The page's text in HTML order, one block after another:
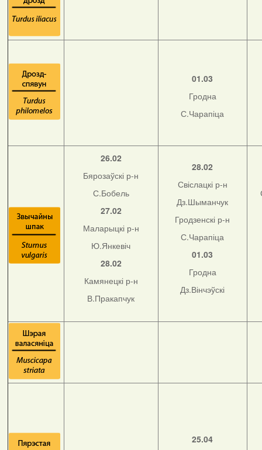
01.03
Гродна
С.Чарапіца
26.02
Бярозаўскі р-н
С.Бобель
27.02
Маларыцкі р-н
Ю.Янкевіч
28.02
Камянецкі р-н
В.Пракапчук
28.02
Свіслацкі р-н
Дз.Шыманчук
Гродзенскі р-н
С.Чарапіца
01.03
Гродна
Дз.Вінчэўскі
25.04